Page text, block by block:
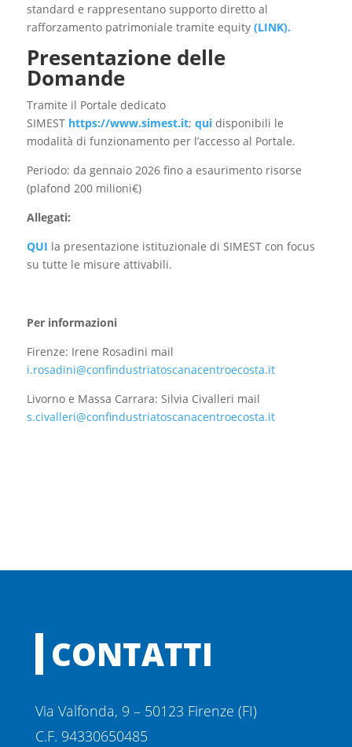
standard e rappresentano supporto diretto al
rafforzamento patrimoniale tramite equity(LINK).
Presentazione delle
Domande
Tramite il Portale dedicato
SIMEST https://www.simest.it; quidisponibili le
modalità di funzionamento per l’accesso al Portale.
Periodo: da gennaio 2026 fino a esaurimento risorse
(plafond 200 milioni€)
Allegati:
QUI la presentazione istituzionale di SIMEST con focus
su tutte le misure attivabili.
Per informazioni
Firenze: Irene Rosadini mail
i.rosadini@confindustriatoscanacentroecosta.it
Livorno e Massa Carrara: Silvia Civalleri mail
s.civalleri@confindustriatoscanacentroecosta.it
CONTATTI
Via Valfonda, 9 – 50123 Firenze (FI)
C.F. 94330650485